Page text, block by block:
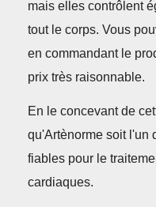
mais elles contrôlent
tout le corps. Vous
en commandant le
prix très raisonnable.
En le concevant de
qu'Artènorme soit l'un
fiables pour le
cardiaques.